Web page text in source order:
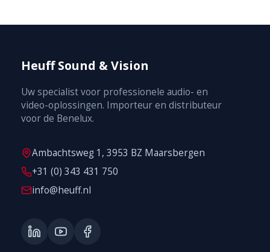
Heuff Sound & Vision
Uw specialist voor professionele audio- en
video-oplossingen. Importeur en distributeur
voor de Benelux.
Ambachtsweg 1, 3953 BZ Maarsbergen
+31 (0) 343 431 750
info@heuff.nl